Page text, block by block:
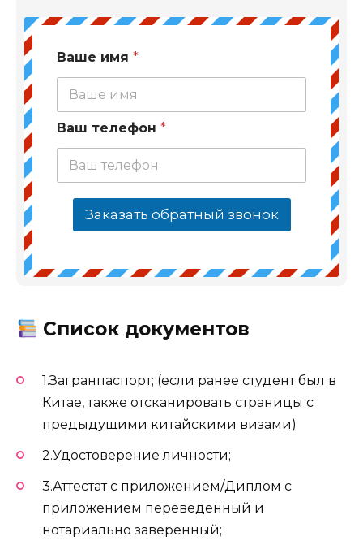
Ваше имя *
Ваш телефон *
Заказать обратный звонок
Список документов
1.Загранпаспорт; (если ранее студент был в
Китае, также отсканировать страницы с
предыдущими китайскими визами)
2.Удостоверение личности;
3.Аттестат с приложением/Диплом с
приложением переведенный и
нотариально заверенный;